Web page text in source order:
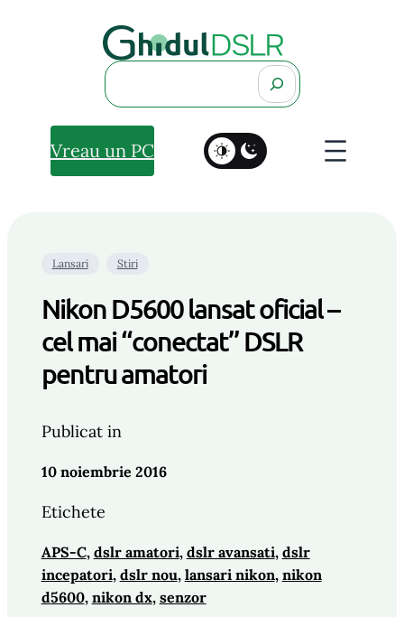
Search
Vreau un PC
Lansari Stiri
Nikon D5600 lansat oficial –
cel mai “conectat” DSLR
pentru amatori
Publicat in
10 noiembrie 2016
Etichete
APS-C, dslr amatori, dslr avansati, dslr
incepatori, dslr nou, lansari nikon, nikon
d5600, nikon dx, senzor